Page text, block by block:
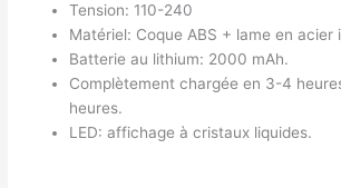
Tension: 110-240
Matériel: Coque ABS + lame en acier
Batterie au lithium: 2000 mAh.
Complètement chargée en 3-4
heures.
LED: affichage à cristaux liquides.